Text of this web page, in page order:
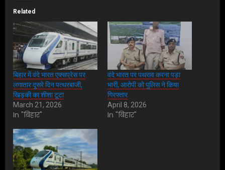
Related
बिहार में वंदे भारत एक्सप्रेस पर
लगातार दूसरे दिन पत्थरबाजी,
खिड़की का शीशा टूटा
March 21, 2026
In "बिहार"
वंदे भारत पर पथराव करना पड़ा
भारी, आरोपी को पुलिस ने किया
गिरफ्तार
April 8, 2026
In "बिहार"